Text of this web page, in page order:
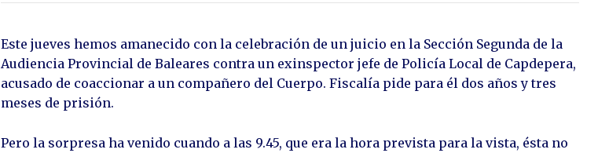
Este jueves hemos amanecido con la celebración de un juicio en la Sección Segunda de la
Audiencia Provincial de Baleares contra un exinspector jefe de Policía Local de Capdepera,
acusado de coaccionar a un compañero del Cuerpo. Fiscalía pide para él dos años y tres
meses de prisión.
Pero la sorpresa ha venido cuando a las 9.45, que era la hora prevista para la vista, ésta no